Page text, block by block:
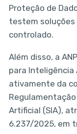
Proteção de
testem soluções
controlado.
Além disso, a
para Inteligência
ativamente da
Artificial (SIA),
6.237/2025, em